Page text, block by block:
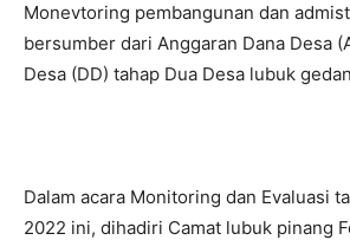
Monevtoring pembangunan dan
bersumber dari Anggaran Dana Desa
Desa (DD) tahap Dua Desa lubuk
Dalam acara Monitoring dan Evaluasi
2022 ini, dihadiri Camat lubuk pinang